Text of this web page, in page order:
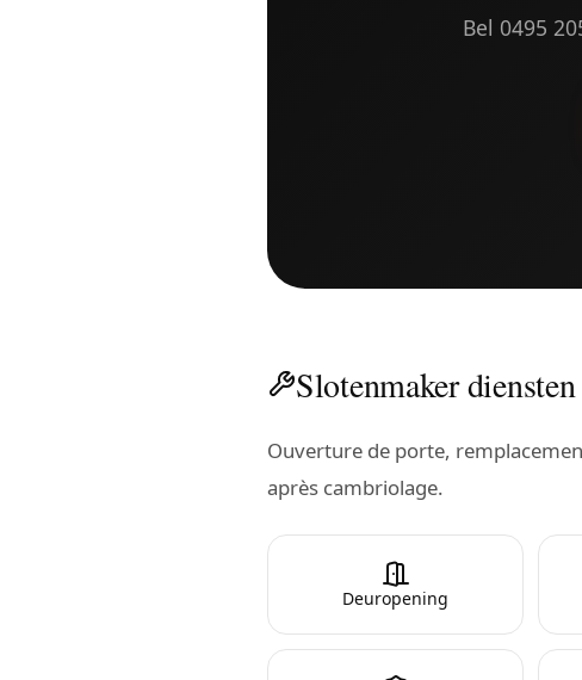
Bel 0495
Slotenmaker
Ouverture de porte,
après cambriolage.
Deuropening